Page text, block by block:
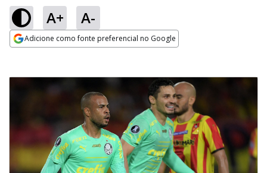
A+ A-
Adicione como fonte preferencial no Google